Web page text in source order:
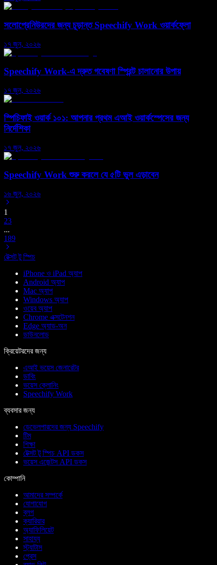
সলোপ্রেনিউরদের জন্য চূড়ান্ত Speechify Work ওয়ার্কফ্লো
১৭ জুন, ২০২৬
Speechify Work-এ দ্রুত গবেষণা স্প্রিন্ট চালানোর উপায়
১৭ জুন, ২০২৬
স্পিচিফাই ওয়ার্ক ১০১: আপনার প্রথম এআই ওয়ার্কস্পেসের জন্য
নির্দেশিকা
১৭ জুন, ২০২৬
Speechify Work শুরু করলে যে ৫টি ভুল এড়াবেন
১৬ জুন, ২০২৬
1
23
...
189
টেক্সট টু স্পিচ
iPhone ও iPad অ্যাপ
Android অ্যাপ
Mac অ্যাপ
Windows অ্যাপ
ওয়েব অ্যাপ
Chrome এক্সটেনশন
Edge অ্যাড-অন
ডাউনলোড
ক্রিয়েটরদের জন্য
এআই ভয়েস জেনারেটর
ডাবিং
ভয়েস ক্লোনিং
Speechify Work
ব্যবসার জন্য
ডেভেলপারদের জন্য Speechify
টিম
শিক্ষা
টেক্সট টু স্পিচ API ডকস
ভয়েস এজেন্টস API ডকস
কোম্পানি
আমাদের সম্পর্কে
যোগাযোগ
ব্লগ
ক্যারিয়ার
অ্যাফিলিয়েট
সাহায্য
স্ট্যাটাস
প্রেস